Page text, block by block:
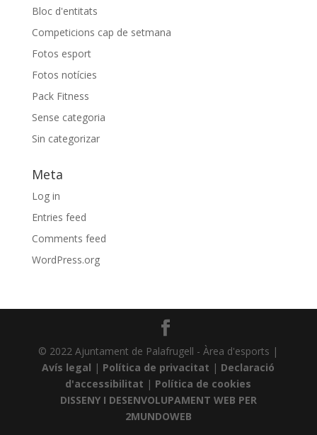
Bloc d'entitats
Competicions cap de setmana
Fotos esport
Fotos notícies
Pack Fitness
Sense categoria
Sin categorizar
Meta
Log in
Entries feed
Comments feed
WordPress.org
© 2022 Ajuntament de Palafrugell - Àrea d'esports |
Avís legal | Política de privacitat | Declaració
d'accessibilitat | Política de cookies
DISSENY I DESENVOLUPAMENT WEB PER
2MUNDOWEB